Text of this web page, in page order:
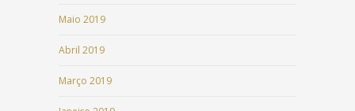
Maio 2019
Abril 2019
Março 2019